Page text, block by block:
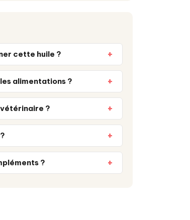
cette huile ?
alimentations ?
?
?